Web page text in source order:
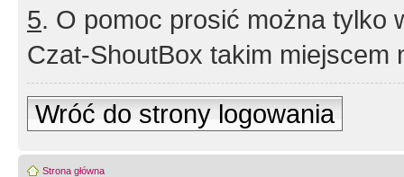
5. O pomoc prosić można tylko
Czat-ShoutBox takim miejscem
Wróć do strony logowania
Strona główna